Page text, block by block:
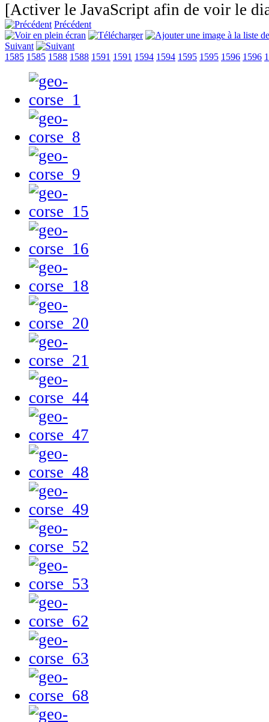
[Activer le JavaScript afin de voir le
Précédent
Suivant
1585 1585 1588 1588 1591 1591 1594 1594 1595 1595 1596 1596